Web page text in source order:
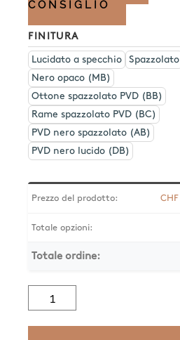
CONSIGLIO
FINITURA
Lucidato a specchio
Spazzolato
Nero opaco (MB)
Ottone spazzolato PVD (BB)
Rame spazzolato PVD (BC)
PVD nero spazzolato (AB)
PVD nero lucido (DB)
Prezzo del prodotto: CHF
Totale opzioni:
Totale ordine:
Waterline